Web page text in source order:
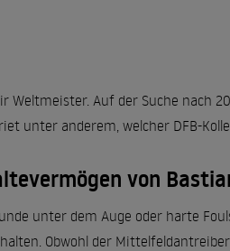
Weltmeister. Auf der Suche nach
unter anderem, welcher DFB-
von
unter dem Auge oder harte
Obwohl der